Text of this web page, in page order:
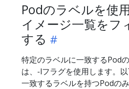
Podのラベルを使
イメージ一覧をフ
する
特定のラベルに一致するPod
は、-lフラグを使用します。以
一致するラベルを持つPodのみ